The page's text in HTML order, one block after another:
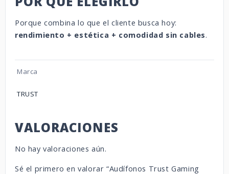
Porque combina lo que el cliente busca hoy:
rendimiento + estética + comodidad sin cables.
Marca
TRUST
VALORACIONES
No hay valoraciones aún.
Sé el primero en valorar “Audífonos Trust Gaming